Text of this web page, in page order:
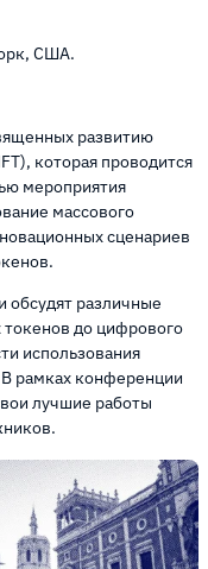
США.
развитию
которая проводится
мероприятия
массового
сценариев
обсудят различные
до цифрового
использования
рамках конференции
лучшие работы